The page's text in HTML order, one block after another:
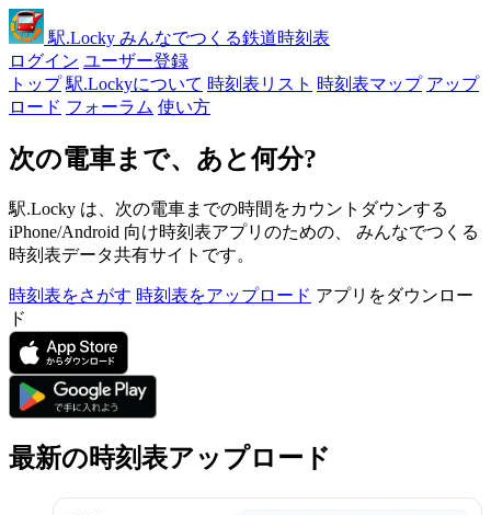
駅.Locky みんなでつくる鉄道時刻表
ログイン ユーザー登録
トップ 駅.Lockyについて 時刻表リスト 時刻表マップ アップ
ロード フォーラム 使い方
次の電車まで、あと何分?
駅.Locky は、次の電車までの時間をカウントダウンする
iPhone/Android 向け時刻表アプリのための、 みんなでつくる
時刻表データ共有サイトです。
時刻表をさがす 時刻表をアップロード アプリをダウンロー
ド
最新の時刻表アップロード